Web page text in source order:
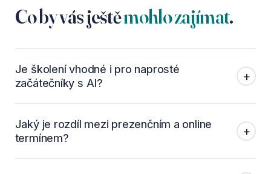
Co by vás ještěmohlo zajímat.
Je školení vhodné i pro naprosté
začátečníky s AI?
+
Jaký je rozdíl mezi prezenčním a online
termínem?
+